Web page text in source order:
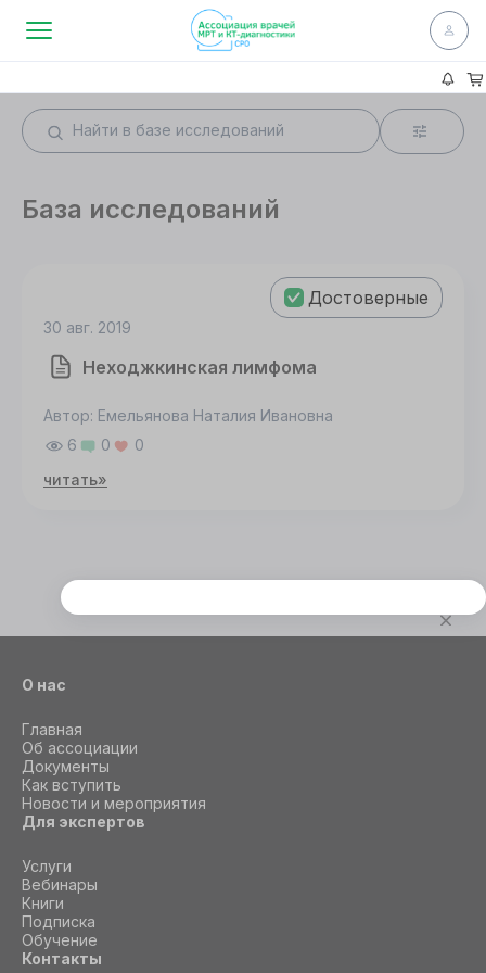
База исследований
Достоверные
30 авг. 2019
Неходжкинская лимфома
Автор: Емельянова Наталия Ивановна
6
0
0
читать»
О нас
Главная
Об ассоциации
Документы
Как вступить
Новости и мероприятия
Для экспертов
Услуги
Вебинары
Книги
Подписка
Обучение
Контакты
Этот сайт использует cookie
Для корректной работы данного сайта
СОГЛАСИЕ